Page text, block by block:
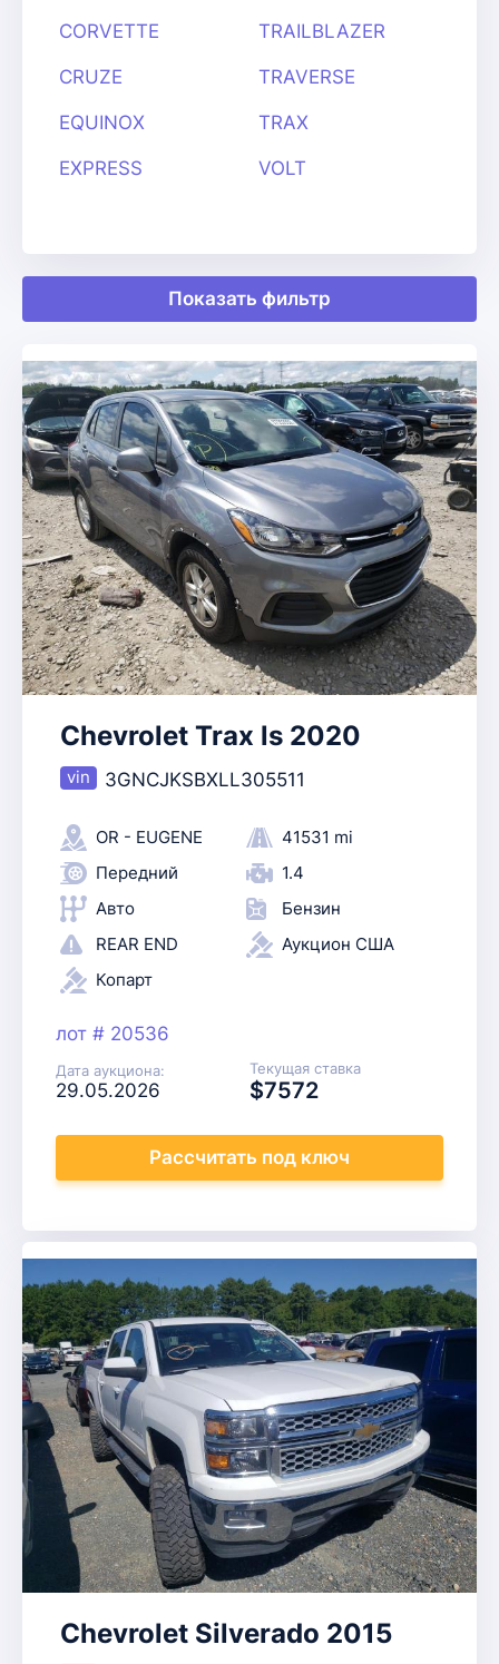
CORVETTE
CRUZE
EQUINOX
EXPRESS
TRAILBLAZER
TRAVERSE
TRAX
VOLT
Показать фильтр
Chevrolet Trax ls 2020
3GNCJKSBXLL305511
OR - EUGENE
41531 mi
Передний
1.4
Авто
Бензин
REAR END
Аукцион США
Копарт
лот # 20536
Дата аукциона:
29.05.2026
Текущая ставка
$7572
Рассчитать под ключ
Chevrolet Silverado 2015